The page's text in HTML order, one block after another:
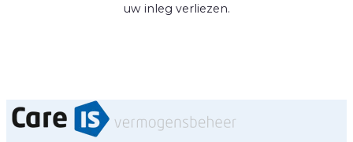
uw inleg verliezen.